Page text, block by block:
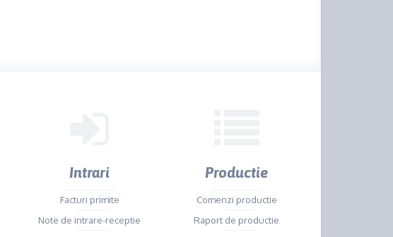
Intrari
Facturi primite
Note de intrare-receptie
Productie
Comenzi productie
Raport de productie